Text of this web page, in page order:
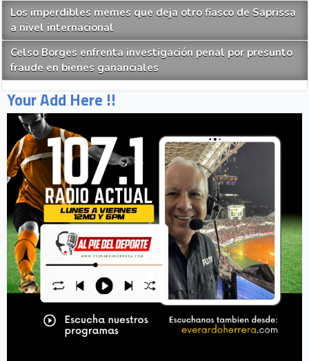
Los imperdibles memes que deja otro fiasco de Saprissa
a nivel internacional
Celso Borges enfrenta investigación penal por presunto
fraude en bienes gananciales
Your Add Here !!